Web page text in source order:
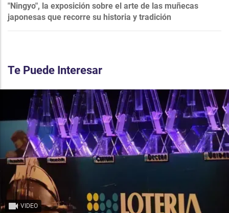
"Ningyo", la exposición sobre el arte de las muñecas
japonesas que recorre su historia y tradición
Te Puede Interesar
VIDEO